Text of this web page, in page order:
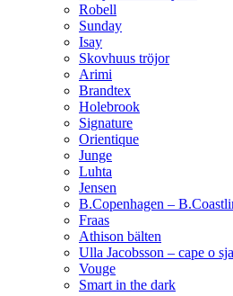
Robell
Sunday
Isay
Skovhuus tröjor
Arimi
Brandtex
Holebrook
Signature
Orientique
Junge
Luhta
Jensen
B.Copenhagen –
Fraas
Athison bälten
Ulla Jacobsson – cape o
Vouge
Smart in the dark